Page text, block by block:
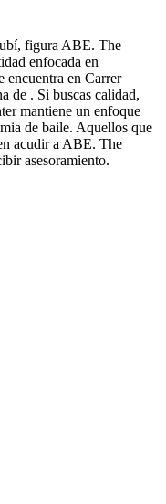
figura ABE. The
enfocada en
encuentra en Carrer
de . Si buscas calidad,
mantiene un enfoque
de baile. Aquellos que
acudir a ABE. The
asesoramiento.